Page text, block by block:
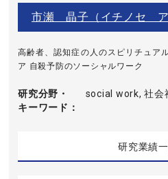
市瀬 晶子（イチノセ ア
高齢者、認知症の人のスピリチュア
ア 自殺予防のソーシャルワーク
研究分野・
キーワード
social work, 社会
研究業績